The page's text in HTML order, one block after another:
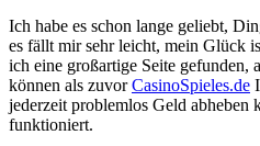
Ich habe es schon lange geliebt,
es fällt mir sehr leicht, mein Glück
ich eine großartige Seite gefunden,
können als zuvorCasinoSpieles.de
jederzeit problemlos Geld abheben
funktioniert.